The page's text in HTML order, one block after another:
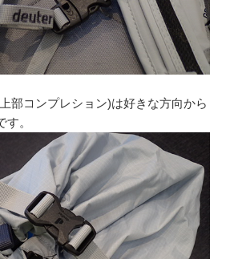
部コンプレション)は好きな方向から
。